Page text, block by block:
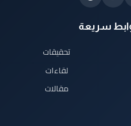
سريعة
تحقيقات
لقاءات
مقالات